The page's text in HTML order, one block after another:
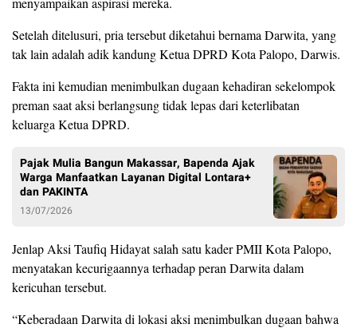
Setelah ditelusuri, pria tersebut diketahui bernama Darwita, yang
tak lain adalah adik kandung Ketua DPRD Kota Palopo, Darwis.
Fakta ini kemudian menimbulkan dugaan kehadiran sekelompok
preman saat aksi berlangsung tidak lepas dari keterlibatan
keluarga Ketua DPRD.
Pajak Mulia Bangun Makassar, Bapenda Ajak
Warga Manfaatkan Layanan Digital Lontara+
dan PAKINTA
13/07/2026
Jenlap Aksi Taufiq Hidayat salah satu kader PMII Kota Palopo,
menyatakan kecurigaannya terhadap peran Darwita dalam
kericuhan tersebut.
“Keberadaan Darwita di lokasi aksi menimbulkan dugaan bahwa